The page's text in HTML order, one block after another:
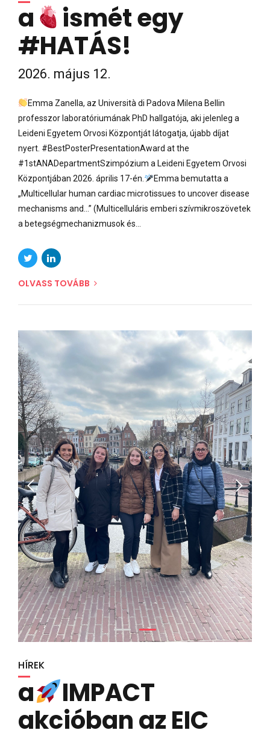
a
ismét egy
#HATÁS!
2026. május 12.
Emma Zanella, az Università di Padova Milena Bellin
professzor laboratóriumának PhD hallgatója, aki jelenleg a
Leideni Egyetem Orvosi Központját látogatja, újabb díjat
nyert. #BestPosterPresentationAward at the
#1stANADepartmentSzimpózium a Leideni Egyetem Orvosi
Központjában 2026. április 17-én.
Emma bemutatta a
„Multicellular human cardiac microtissues to uncover disease
mechanisms and...” (Multicelluláris emberi szívmikroszövetek
a betegségmechanizmusok és...
OLVASS TOVÁBB
HÍREK
a
IMPACT
akcióban az EIC